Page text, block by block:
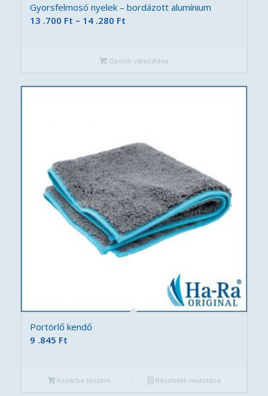
Gyorsfelmosó nyelek – bordázott alumínium
13 .700 Ft – 14 .280 FtÁrtartomány:
-
14
.280 Ft
Opciók választása
Portörlő kendő
9 .845 Ft
Kosárba teszem Részletek mutatása